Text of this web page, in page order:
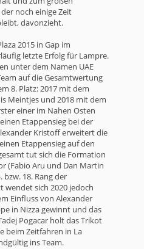
noch einige Zeit
davonzieht.
2015 in Gap im
letzte Erfolg für Lampre.
unter dem Namen UAE
auf die Gesamtwertung
8. Platz: 2017 mit dem
Meintjes und 2018 mit dem
einer im Nahen Osten
Etappensieg bei der
Kristoff erweitert die
Etappensieg auf den
tut sich die Formation
(Fabio Aru und Dan Martin
bzw. 18. Rang der
wendet sich 2020 jedoch
Einfluss von Alexander
in Nizza gewinnt und das
Pogacar holt das Trikot
beim Zeitfahren in La
ins Team.